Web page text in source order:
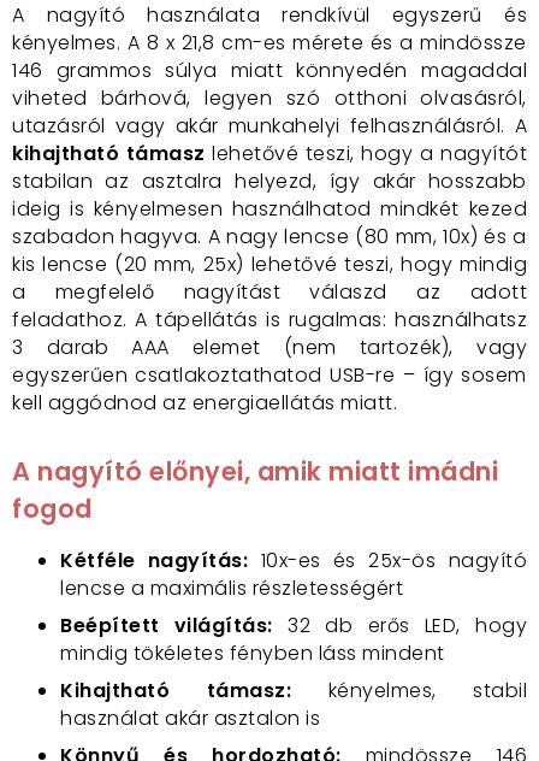
A nagyító használata rendkívül egyszerű és
kényelmes. A 8 x 21,8 cm-es mérete és a mindössze
146 grammos súlya miatt könnyedén magaddal
viheted bárhová, legyen szó otthoni olvasásról,
utazásról vagy akár munkahelyi felhasználásról. A
kihajtható támasz lehetővé teszi, hogy a nagyítót
stabilan az asztalra helyezd, így akár hosszabb
ideig is kényelmesen használhatod mindkét kezed
szabadon hagyva. A nagy lencse (80 mm, 10x) és a
kis lencse (20 mm, 25x) lehetővé teszi, hogy mindig
a megfelelő nagyítást válaszd az adott
feladathoz. A tápellátás is rugalmas: használhatsz
3 darab AAA elemet (nem tartozék), vagy
egyszerűen csatlakoztathatod USB-re – így sosem
kell aggódnod az energiaellátás miatt.
A nagyító előnyei, amik miatt imádni
fogod
Kétféle nagyítás: 10x-es és 25x-ös nagyító
lencse a maximális részletességért
Beépített világítás: 32 db erős LED, hogy
mindig tökéletes fényben láss mindent
Kihajtható támasz:
kényelmes, stabil
használat akár asztalon is